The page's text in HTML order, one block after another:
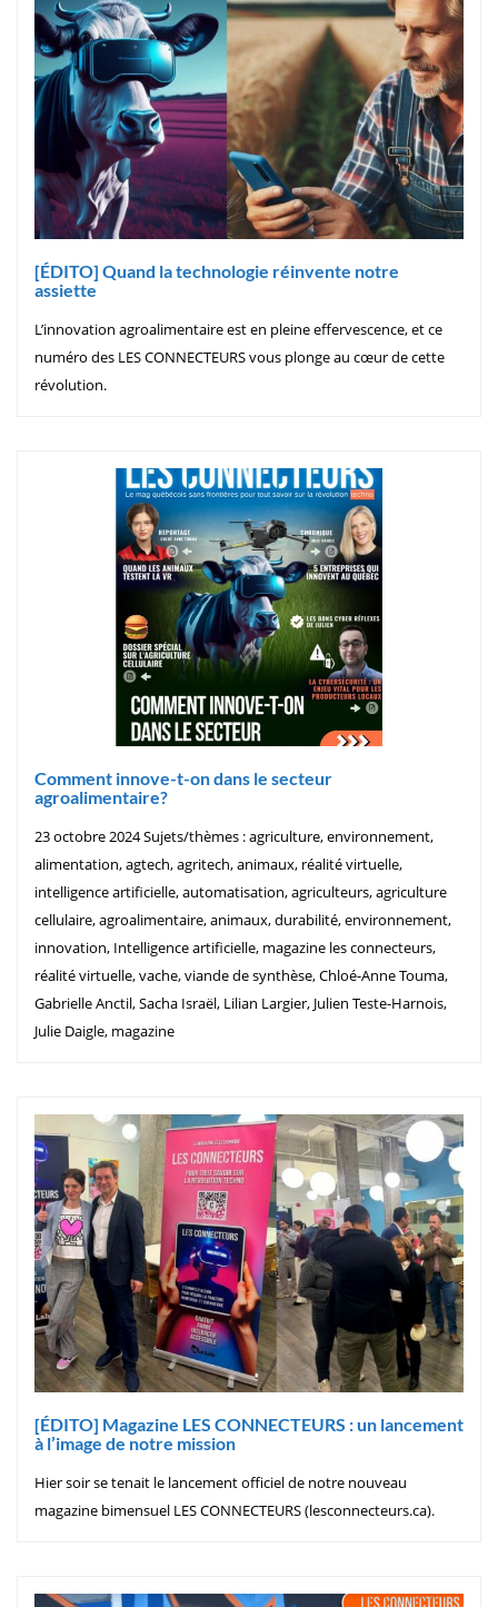
[ÉDITO] Quand la technologie réinvente notre
assiette
L’innovation agroalimentaire est en pleine effervescence, et ce
numéro des LES CONNECTEURS vous plonge au cœur de cette
révolution.
Comment innove-t-on dans le secteur
agroalimentaire?
23 octobre 2024 Sujets/thèmes : agriculture, environnement,
alimentation, agtech, agritech, animaux, réalité virtuelle,
intelligence artificielle, automatisation, agriculteurs, agriculture
cellulaire, agroalimentaire, animaux, durabilité, environnement,
innovation, Intelligence artificielle, magazine les connecteurs,
réalité virtuelle, vache, viande de synthèse, Chloé-Anne Touma,
Gabrielle Anctil, Sacha Israël, Lilian Largier, Julien Teste-Harnois,
Julie Daigle, magazine
[ÉDITO] Magazine LES CONNECTEURS : un lancement
à l’image de notre mission
Hier soir se tenait le lancement officiel de notre nouveau
magazine bimensuel LES CONNECTEURS (lesconnecteurs.ca).